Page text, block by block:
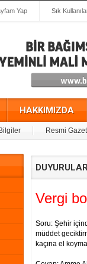
Yap Sık
HAKKIMIZDA
Resmi
Vergi
Soru: Şehir
müddet
kaçına el